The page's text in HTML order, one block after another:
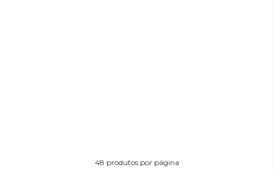
48 produtos por página